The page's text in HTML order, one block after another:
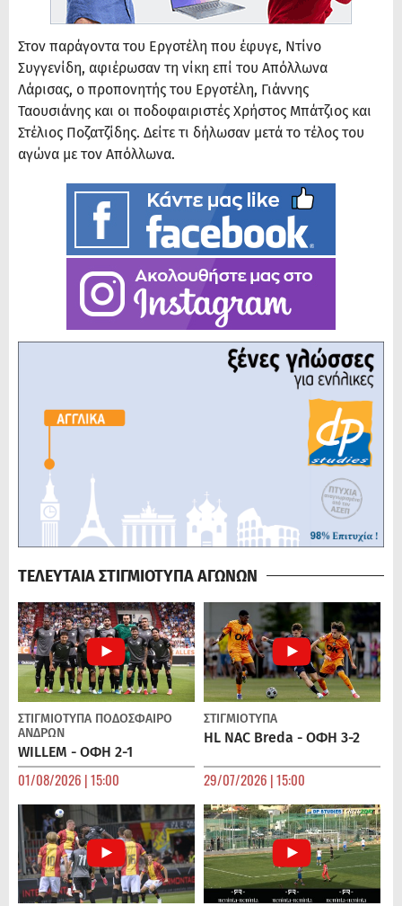
Στον παράγοντα του Εργοτέλη που έφυγε, Ντίνο
Συγγενίδη, αφιέρωσαν τη νίκη επί του Απόλλωνα
Λάρισας, ο προπονητής του Εργοτέλη, Γιάννης
Ταουσιάνης και οι ποδοφαιριστές Χρήστος Μπάτζιος και
Στέλιος Ποζατζίδης. Δείτε τι δήλωσαν μετά το τέλος του
αγώνα με τον Απόλλωνα.
ΤΕΛΕΥΤΑΙΑ ΣΤΙΓΜΙΟΤΥΠΑ ΑΓΩΝΩΝ
ΣΤΙΓΜΙΟΤΥΠΑ ΠΟΔΌΣΦΑΙΡΟ
ΑΝΔΡΏΝ
WILLEM - ΟΦΗ 2-1
01/08/2026 | 15:00
ΣΤΙΓΜΙΟΤΥΠΑ
HL NAC Breda - ΟΦΗ 3-2
29/07/2026 | 15:00